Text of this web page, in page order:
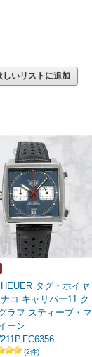
しいリストに追加
タグ・ホイヤ
コ キャリバー11 ク
ラフ スティーブ・マ
ーン
(2件)